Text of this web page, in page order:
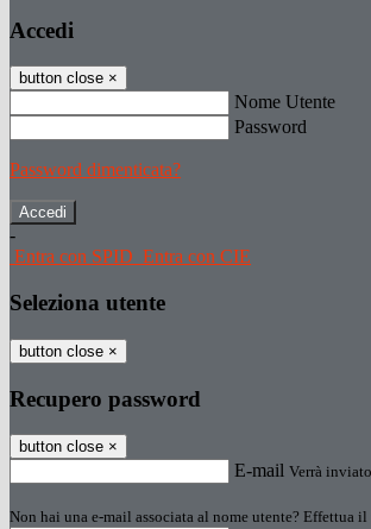
Accedi
button close ×
Nome Utente
Password
Password dimenticata?
-
Entra con SPID Entra con CIE
Seleziona utente
button close ×
Recupero password
button close ×
E-mail Verrà
Non hai una e-mail associata al nome utente? Effettua